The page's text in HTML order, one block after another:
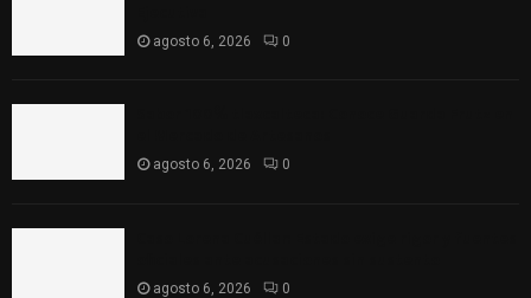
agosto 6, 2026 0
agosto 6, 2026 0
agosto 6, 2026 0